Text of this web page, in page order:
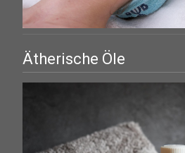
Ätherische Öle